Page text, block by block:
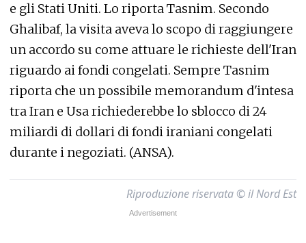
e gli Stati Uniti. Lo riporta Tasnim. Secondo
Ghalibaf, la visita aveva lo scopo di raggiungere
un accordo su come attuare le richieste dell'Iran
riguardo ai fondi congelati. Sempre Tasnim
riporta che un possibile memorandum d'intesa
tra Iran e Usa richiederebbe lo sblocco di 24
miliardi di dollari di fondi iraniani congelati
durante i negoziati. (ANSA).
Riproduzione riservata © il Nord Est